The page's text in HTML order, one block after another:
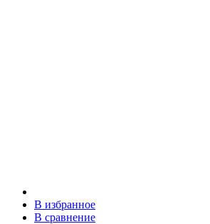
В избранное
В сравнение